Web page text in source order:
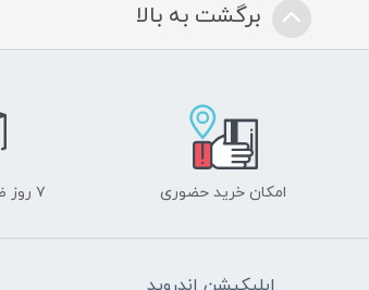
برگشت به بالا
امکان خرید حضوری ۷ روز ضمانت بازگشت